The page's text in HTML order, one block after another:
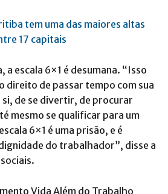
tem uma das maiores altas
17 capitais
a escala 6×1 é desumana. “Isso
direito de passar tempo com sua
de se divertir, de procurar
mesmo se qualificar para um
6×1 é uma prisão, e é
do trabalhador”, disse a
Vida Além do Trabalho